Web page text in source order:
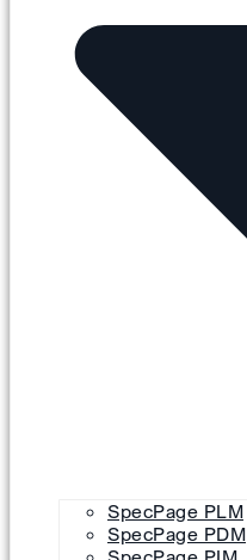
SpecPage PLM
SpecPage PDM